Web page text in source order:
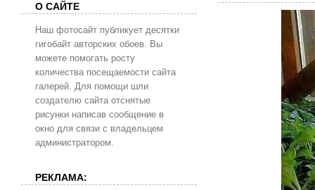
О САЙТЕ
Наш фотосайт публикует десятки
гигобайт авторских обоев. Вы
можете помогать росту
количества посещаемости сайта
галерей. Для помощи шли
создателю сайта отснятые
рисунки написав сообщение в
окно для связи с владельцем
администратором.
РЕКЛАМА: